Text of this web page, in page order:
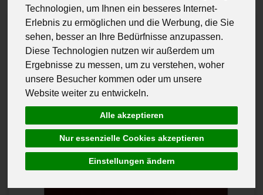
Technologien, um Ihnen ein besseres Internet-
Erlebnis zu ermöglichen und die Werbung, die Sie
sehen, besser an Ihre Bedürfnisse anzupassen.
Diese Technologien nutzen wir außerdem um
Ergebnisse zu messen, um zu verstehen, woher
unsere Besucher kommen oder um unsere
Website weiter zu entwickeln.
Alle akzeptieren
Nur essenzielle Cookies akzeptieren
Einstellungen ändern